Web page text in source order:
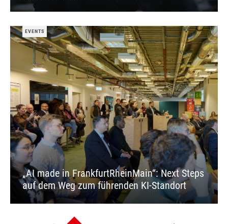
EVENTS
„AI made in FrankfurtRheinMain“: Next Steps
auf dem Weg zum führenden KI-Standort